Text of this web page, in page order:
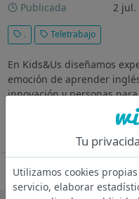
Publicada
2 jul.
. Teletrabajo
En Kids&Us diseñamos
emoción de aprender
innovación y personas
niños/as y familias. La
de evolución y
Tu
Utilizamos cookies
servicio, elaborar